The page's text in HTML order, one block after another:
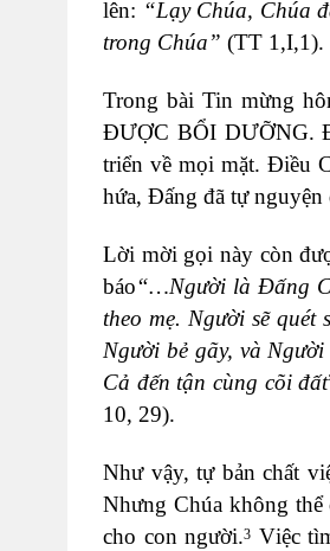
lên: “LạyChúa, Chúa
trong Chúa” (TT 1,I,1).
Trong bài Tin mừng
ĐƯỢC BỔI DƯỠNG.
triển về mọi mặt. Điều
hứa, Đấng đã tự nguyện
Lời mời gọi này còn
báo“…Người là Đấng
theo mẹ. Người sẽ quét
Người bẻ gãy, và Người
Cả đến tận cùng cõi đất
10, 29).
Như vậy, tự bản chất
Nhưng Chúa không
cho con người.3 Việc